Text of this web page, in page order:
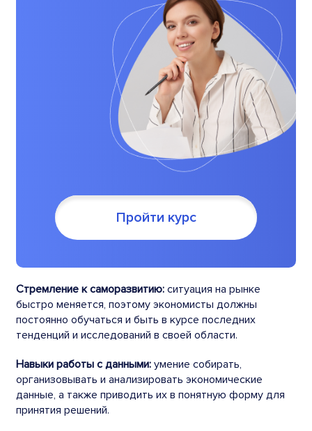
Пройти курс
Стремление к саморазвитию: ситуация на рынке
быстро меняется, поэтому экономисты должны
постоянно обучаться и быть в курсе последних
тенденций и исследований в своей области.
Навыки работы с данными: умение собирать,
организовывать и анализировать экономические
данные, а также приводить их в понятную форму для
принятия решений.